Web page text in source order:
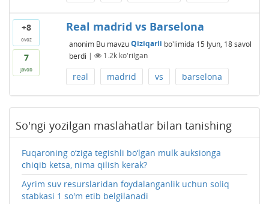
+8
ovoz
7
javob
Real madrid vs Barselona
anonim Bu mavzuQiziqarli bo'limida 15 Iyun, 18 savol
berdi | 1.2kko'rilgan
real madrid vs barselona
So'ngi yozilgan maslahatlar bilan tanishing
Fuqaroning o‘ziga tegishli bo‘lgan mulk auksionga
chiqib ketsa, nima qilish kerak?
Ayrim suv resurslaridan foydalanganlik uchun soliq
stabkasi 1 so'm etib belgilanadi